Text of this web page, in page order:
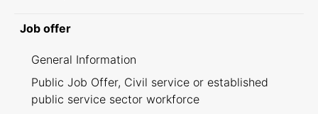
Job offer
General Information
Public Job Offer, Civil service or established
public service sector workforce